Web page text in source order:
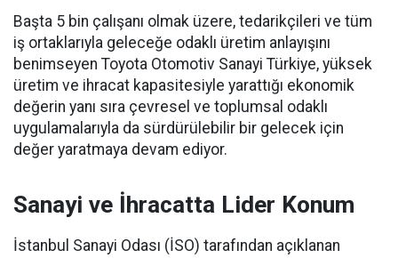
Başta 5 bin çalışanı olmak üzere, tedarikçileri ve tüm
iş ortaklarıyla geleceğe odaklı üretim anlayışını
benimseyen Toyota Otomotiv Sanayi Türkiye, yüksek
üretim ve ihracat kapasitesiyle yarattığı ekonomik
değerin yanı sıra çevresel ve toplumsal odaklı
uygulamalarıyla da sürdürülebilir bir gelecek için
değer yaratmaya devam ediyor.
Sanayi ve İhracatta Lider Konum
İstanbul Sanayi Odası (İSO) tarafından açıklanan